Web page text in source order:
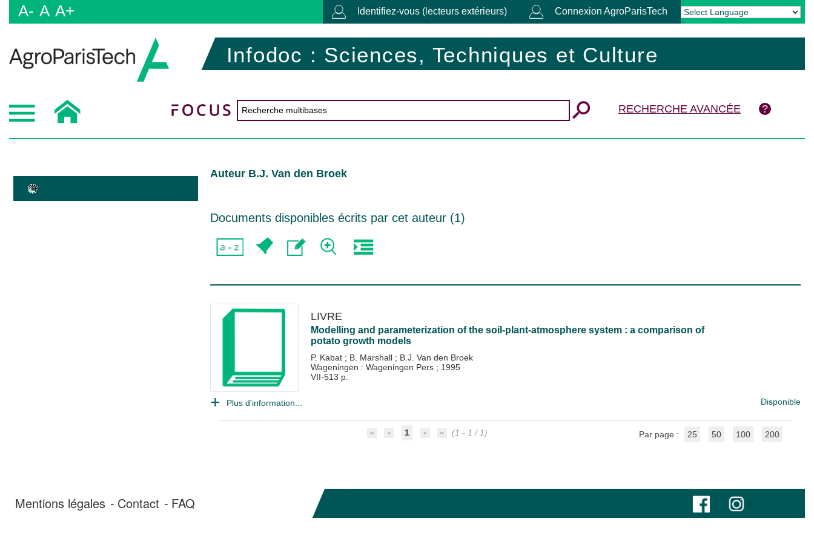
A- A A+ Identifiez-vous (lecteurs extérieurs) Connexion AgroParisTech
Powered by Translate
Infodoc : Sciences, Techniques et Culture
RECHERCHE AVANCÉE
Auteur B.J. Van den Broek
Documents disponibles écrits par cet auteur (1)
LIVRE
Modelling and parameterization of the soil-plant-atmosphere system : a comparison of
potato growth models
P. Kabat ; B. Marshall ; B.J. Van den Broek
Wageningen : Wageningen Pers ; 1995
VII-513 p.
Plus d'information... Disponible
1 (1 - 1 / 1) Par page : 25 50 100 200
Mentions légales Contact FAQ